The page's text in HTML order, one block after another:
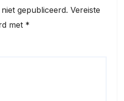
gepubliceerd. Vereiste
met *